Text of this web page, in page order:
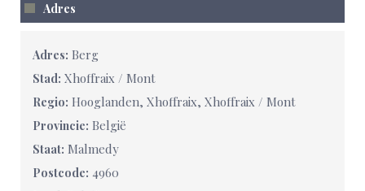
Adres
Adres: Berg
Stad: Xhoffraix / Mont
Regio: Hooglanden, Xhoffraix, Xhoffraix / Mont
Provincie: België
Staat: Malmedy
Postcode: 4960